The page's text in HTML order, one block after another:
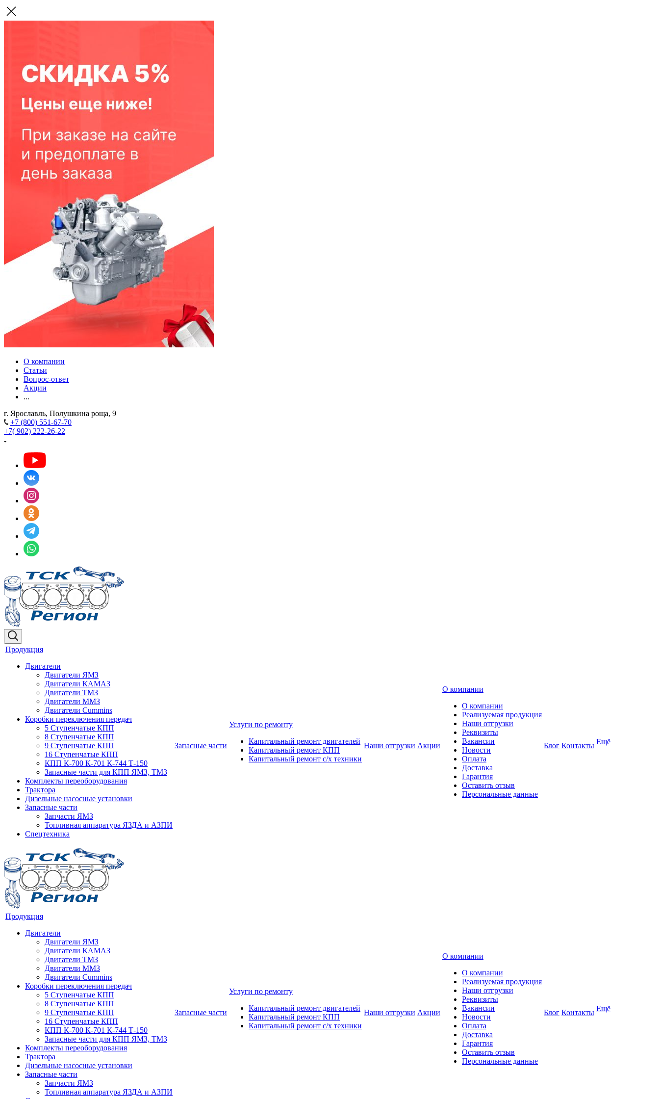
О компании
Статьи
Вопрос-ответ
Акции
...
г. Ярославль, Полушкина роща, 9
+7 (800) 551-67-70
+7( 902) 222-26-22
Продукция
Двигатели
Двигатели ЯМЗ
Двигатели КАМАЗ
Двигатели ТМЗ
Двигатели ММЗ
Двигатели Cummins
Коробки переключения передач
5 Ступенчатые КПП
8 Ступенчатые КПП
9 Ступенчатые КПП
16 Ступенчатые КПП
КПП К-700 К-701 К-744 Т-150
Запасные части для КПП ЯМЗ, ТМЗ
Комплекты переоборудования
Трактора
Дизельные насосные установки
Запасные части
Запчасти ЯМЗ
Топливная аппаратура ЯЗДА и АЗПИ
Спецтехника
Запасные части
Услуги по ремонту
Капитальный ремонт двигателей
Капитальный ремонт КПП
Капитальный ремонт с/х техники
Наши отгрузки Акции
О компании
О компании
Реализуемая продукция
Наши отгрузки
Реквизиты
Вакансии
Новости
Оплата
Доставка
Гарантия
Оставить отзыв
Персональные данные
Блог Контакты Ещё
Продукция
Двигатели
Двигатели ЯМЗ
Двигатели КАМАЗ
Двигатели ТМЗ
Двигатели ММЗ
Двигатели Cummins
Коробки переключения передач
5 Ступенчатые КПП
8 Ступенчатые КПП
9 Ступенчатые КПП
16 Ступенчатые КПП
КПП К-700 К-701 К-744 Т-150
Запасные части для КПП ЯМЗ, ТМЗ
Комплекты переоборудования
Трактора
Дизельные насосные установки
Запасные части
Запчасти ЯМЗ
Топливная аппаратура ЯЗДА и АЗПИ
Запасные части
Услуги по ремонту
Капитальный ремонт двигателей
Капитальный ремонт КПП
Капитальный ремонт с/х техники
Наши отгрузки Акции
О компании
О компании
Реализуемая продукция
Наши отгрузки
Реквизиты
Вакансии
Новости
Оплата
Доставка
Гарантия
Оставить отзыв
Персональные данные
Блог Контакты Ещё